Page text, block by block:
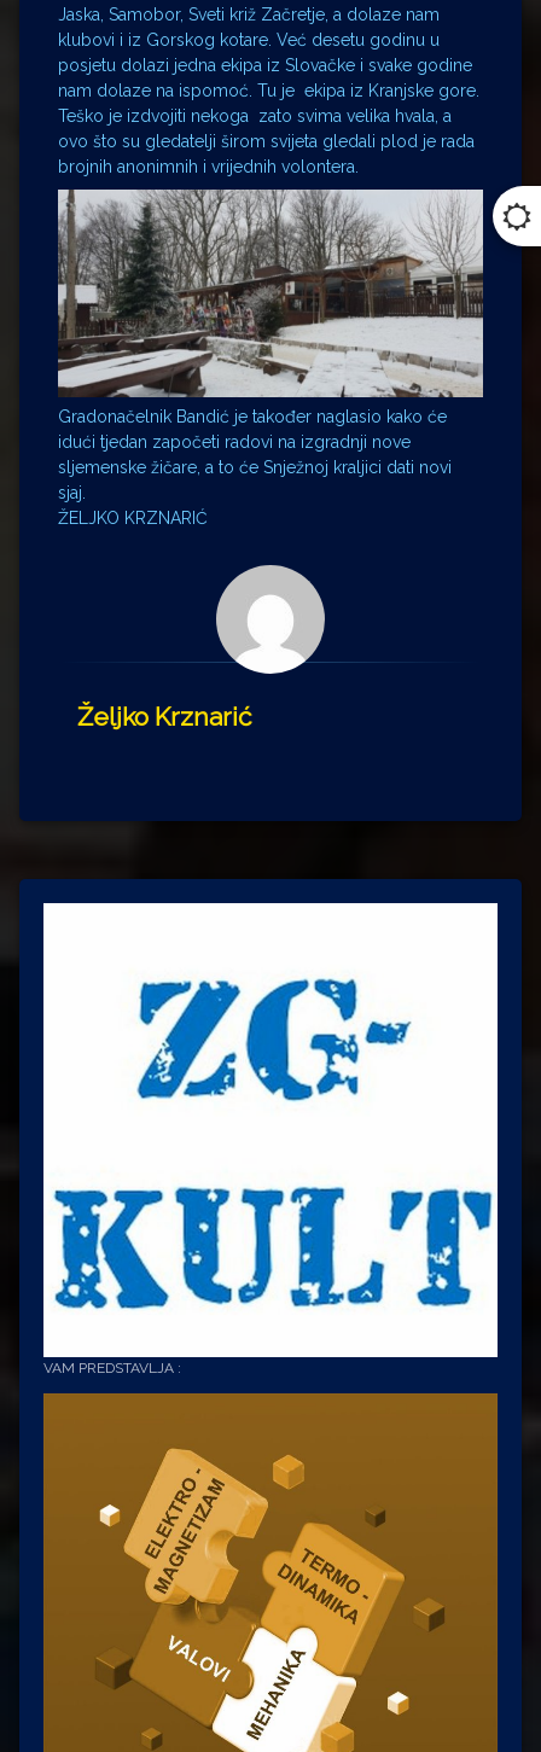
Jaska, Samobor, Sveti križ Začretje, a dolaze nam
klubovi i iz Gorskog kotare. Već desetu godinu u
posjetu dolazi jedna ekipa iz Slovačke i svake godine
nam dolaze na ispomoć. Tu je ekipa iz Kranjske gore.
Teško je izdvojiti nekoga zato svima velika hvala, a
ovo što su gledatelji širom svijeta gledali plod je rada
brojnih anonimnih i vrijednih volontera.
Gradonačelnik Bandić je također naglasio kako će
idući tjedan započeti radovi na izgradnji nove
sljemenske žičare, a to će Snježnoj kraljici dati novi
sjaj.
ŽELJKO KRZNARIĆ
Željko Krznarić
VAM PREDSTAVLJA :